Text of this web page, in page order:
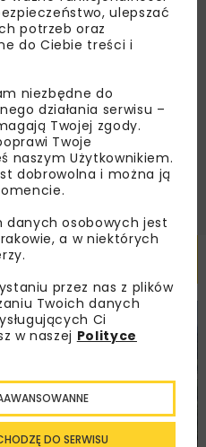
mail korespondencji
ZAPISZ MNIE
WIADOMOŚCI
ulepszać
potrzeb oraz
do Ciebie treści i
niezbędne do
działania serwisu –
Twojej zgody.
Twoje
naszym Użytkownikiem.
dobrowolna i można ją
osobowych jest
a w niektórych
przez nas z plików
Twoich danych
Ci
w naszej Polityce
DO SERWISU